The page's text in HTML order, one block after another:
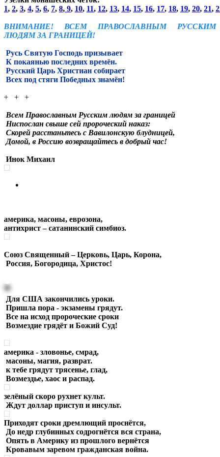
1, 2, 3, 4, 5, 6, 7, 8, 9, 10, 11, 12, 13, 14, 15, 16, 17, 18, 19, 20, 21,
ВНИМАНИЕ! ВСЕМ ПРАВОСЛАВНЫМ РУССКИМ
ЛЮДЯМ ЗА ГРАНИЦЕЙ!
Русь Святую Господь призывает
К покаянью последних времён.
Русский Царь Христиан собирает
Всех под стяги Победных знамён!
+ + +
Всем Православным Русским людям за границей
Ниспослан свыше сей пророческий наказ:
Скорей расстаньтесь с Вавилонскую блудницей,
Домой, в Россию возвращайтесь в добрый час!
Инок Михаил
америка, масоны, еврозона,
антихрист – сатанинский симбиоз.
Союз Священный – Церковь, Царь, Корона,
Россия, Богородица, Христос!
Для США закончились уроки.
Пришла пора - экзамены грядут.
Все на исход пророческие сроки
Возмездие грядёт и Божий Суд!
америка - зловонье, смрад,
масоны, магия, разврат.
к тебе грядут трясенье, глад,
Возмездье, хаос и распад.
зелёный скоро рухнет культ.
Ждут доллар приступ и инсульт.
Приходят сроки дремлющий проснётся,
До недр глубинных содрогнётся вся страна,
Опять в Америку из прошлого вернётся
Кровавым заревом гражданская война.